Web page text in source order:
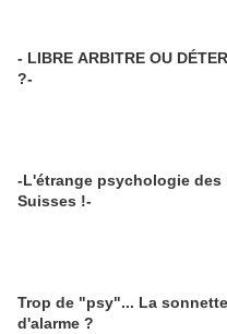
- LIBRE ARBITRE OU
?-
-L'étrange psychologie des
Suisses !-
Trop de "psy"... La sonnette
d'alarme ?